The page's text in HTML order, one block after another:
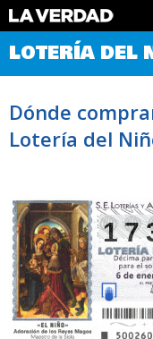
Comprobar Loteria del
Premios
Noticias
Datos
LOTERÍA DEL
Dónde
Lotería del